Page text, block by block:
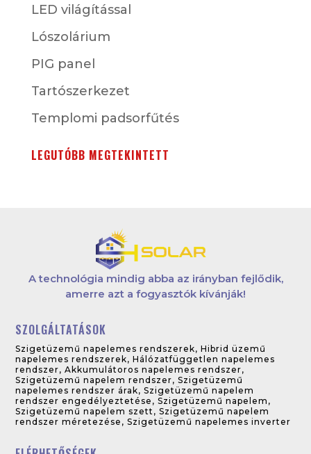
LED világítással
Lószolárium
PIG panel
Tartószerkezet
Templomi padsorfűtés
LEGUTÓBB MEGTEKINTETT
A technológia mindig abba az irányban fejlődik,
amerre azt a fogyasztók kívánják!
SZOLGÁLTATÁSOK
Szigetüzemű napelemes rendszerek,Hibrid üzemű
napelemes rendszerek,Hálózatfüggetlen napelemes
rendszer,Akkumulátoros napelemes rendszer,
Szigetüzemű napelem rendszer,Szigetüzemű
napelemes rendszer árak,Szigetüzemű napelem
rendszer engedélyeztetése ,Szigetüzemű napelem ,
Szigetüzemű napelem szett ,Szigetüzemű napelem
rendszer méretezése ,Szigetüzemű napelemes inverter